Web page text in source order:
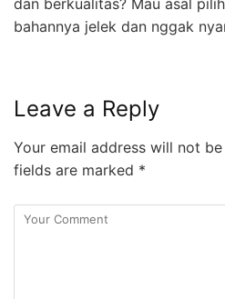
bahannya jelek dan nggak
Leave a Reply
Your email address will not
fields are marked *